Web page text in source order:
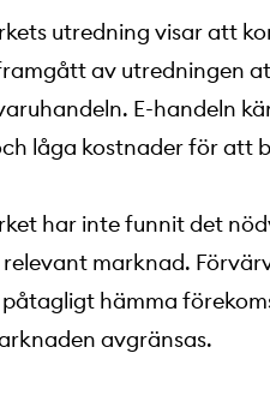
utredning visar att
av utredningen
E-handeln
låga kostnader för att
har inte funnit det
marknad.
hämma
avgränsas.